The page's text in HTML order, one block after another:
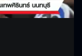
Settings